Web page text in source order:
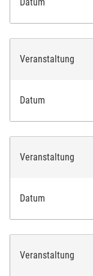
Veranstaltung
Datum
Veranstaltung
Datum
Veranstaltung